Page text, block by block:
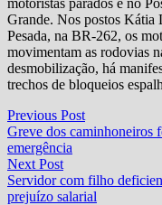
Grande. Nos postos Kátia
Pesada, na BR-262, os
movimentam as rodovias
desmobilização, há
trechos de bloqueios
Navegação
de
Post
Previous PostPrevious
post:
Greve dos caminhoneiros
emergência
Next PostNext
post:
Servidor com filho
prejuízo salarial